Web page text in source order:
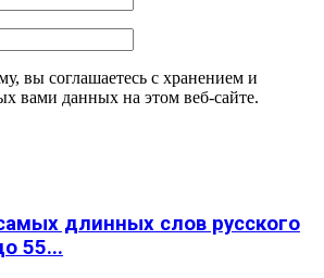
вы соглашаетесь с хранением и
вами данных на этом веб-сайте.
длинных слов русского
55...